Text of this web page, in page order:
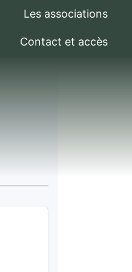
Les associations
Contact et accès